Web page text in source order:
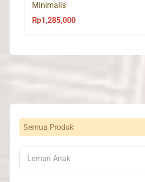
Minimalis
Rp1,285,000
Semua Produk